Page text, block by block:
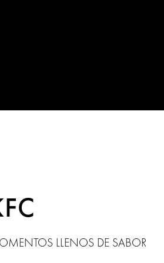
LLENOS DE SABOR